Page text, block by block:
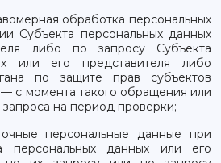
обработка персональных
Субъекта персональных данных
либо по запросу Субъекта
или его представителя либо
по защите прав субъектов
с момента такого обращения или
запроса на период проверки;
персональные данные при
персональных данных или его